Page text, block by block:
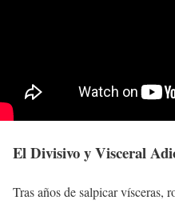
El Divisivo y Visceral
Tras años de salpicar vísceras,